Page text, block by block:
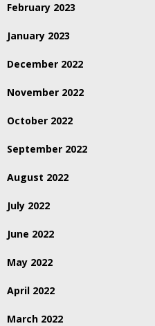
February 2023
January 2023
December 2022
November 2022
October 2022
September 2022
August 2022
July 2022
June 2022
May 2022
April 2022
March 2022